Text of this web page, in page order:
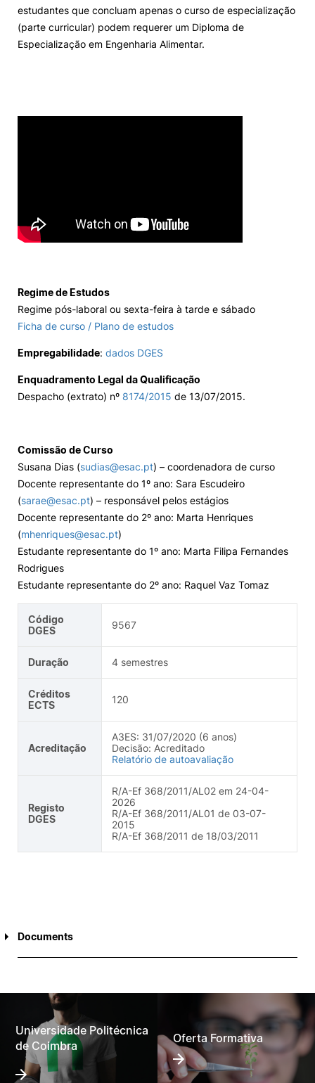
estudantes que concluam apenas o curso de especialização
(parte curricular) podem requerer um Diploma de
Especialização em Engenharia Alimentar.
Regime de Estudos
Regime pós-laboral ou sexta-feira à tarde e sábado
Ficha de curso / Plano de estudos
Empregabilidade: dados DGES
Enquadramento Legal da Qualificação
Despacho (extrato) nº 8174/2015 de 13/07/2015.
Comissão de Curso
Susana Dias (sudias@esac.pt) – coordenadora de curso
Docente representante do 1º ano: Sara Escudeiro
(sarae@esac.pt) – responsável pelos estágios
Docente representante do 2º ano: Marta Henriques
(mhenriques@esac.pt)
Estudante representante do 1º ano: Marta Filipa Fernandes
Rodrigues
Estudante representante do 2º ano: Raquel Vaz Tomaz
Código
DGES
9567
Duração 4 semestres
Créditos
ECTS
120
Acreditação
A3ES: 31/07/2020 (6 anos)
Decisão: Acreditado
Relatório de autoavaliação
Registo
DGES
R/A-Ef 368/2011/AL02 em 24-04-
2026
R/A-Ef 368/2011/AL01 de 03-07-
2015
R/A-Ef 368/2011 de 18/03/2011
Documents
Edição 2024-2026
Edição 2023-2024
Universidade Politécnica
de Coimbra
Oferta Formativa